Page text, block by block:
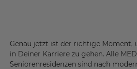
Genau jetzt ist der richtige Moment,
in Deiner Karriere zu gehen. Alle
Seniorenresidenzen sind nach